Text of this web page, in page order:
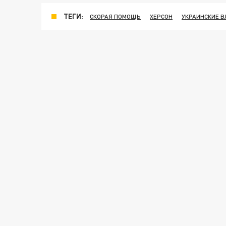
ТЕГИ: СКОРАЯ ПОМОЩЬ ХЕРСОН УКРАИНСКИЕ